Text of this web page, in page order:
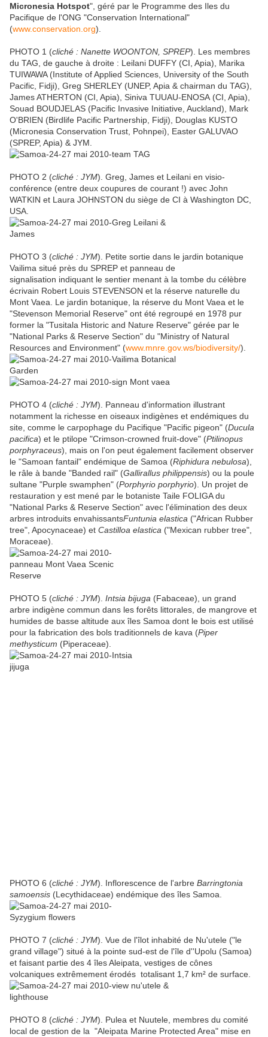
Micronesia Hotspot", géré par le Programme des Iles du
Pacifique de l'ONG "Conservation International"
(www.conservation.org).
PHOTO 1 (cliché : Nanette WOONTON, SPREP). Les membres
du TAG, de gauche à droite : Leilani DUFFY (CI, Apia), Marika
TUIWAWA (Institute of Applied Sciences, University of the South
Pacific, Fidji), Greg SHERLEY (UNEP, Apia & chairman du TAG),
James ATHERTON (CI, Apia), Siniva TUUAU-ENOSA (CI, Apia),
Souad BOUDJELAS (Pacific Invasive Initiative, Auckland), Mark
O'BRIEN (Birdlife Pacific Partnership, Fidji), Douglas KUSTO
(Micronesia Conservation Trust, Pohnpei), Easter GALUVAO
(SPREP, Apia) & JYM.
PHOTO 2 (cliché : JYM). Greg, James et Leilani en visio-
conférence (entre deux coupures de courant !) avec John
WATKIN et Laura JOHNSTON du siège de CI à Washington DC,
USA.
PHOTO 3 (cliché : JYM). Petite sortie dans le jardin botanique
Vailima situé près du SPREP et panneau de
signalisation indiquant le sentier menant à la tombe du célèbre
écrivain Robert Louis STEVENSON et la réserve naturelle du
Mont Vaea. Le jardin botanique, la réserve du Mont Vaea et le
"Stevenson Memorial Reserve" ont été regroupé en 1978 pur
former la "Tusitala Historic and Nature Reserve" gérée par le
"National Parks & Reserve Section" du "Ministry of Natural
Resources and Environment" (www.mnre.gov.ws/biodiversity/).
PHOTO 4 (cliché : JYM). Panneau d'information illustrant
notamment la richesse en oiseaux indigènes et endémiques du
site, comme le carpophage du Pacifique "Pacific pigeon" (Ducula
pacifica) et le ptilope "Crimson-crowned fruit-dove" (Ptilinopus
porphyraceus), mais on l'on peut également facilement observer
le "Samoan fantail" endémique de Samoa (Riphidura nebulosa),
le râle à bande "Banded rail" (Gallirallus philippensis) ou la poule
sultane "Purple swamphen" (Porphyrio porphyrio). Un projet de
restauration y est mené par le botaniste Taile FOLIGA du
"National Parks & Reserve Section" avec l'élimination des deux
arbres introduits envahissantsFuntunia elastica ("African Rubber
tree", Apocynaceae) et Castilloa elastica ("Mexican rubber tree",
Moraceae).
PHOTO 5 (cliché : JYM). Intsia bijuga (Fabaceae), un grand
arbre indigène commun dans les forêts littorales, de mangrove et
humides de basse altitude aux îles Samoa dont le bois est utilisé
pour la fabrication des bols traditionnels de kava (Piper
methysticum (Piperaceae).
PHOTO 6 (cliché : JYM). Inflorescence de l'arbre Barringtonia
samoensis (Lecythidaceae) endémique des îles Samoa.
PHOTO 7 (cliché : JYM). Vue de l'îlot inhabité de Nu'utele ("le
grand village") situé à la pointe sud-est de l'île d''Upolu (Samoa)
et faisant partie des 4 îles Aleipata, vestiges de cônes
volcaniques extrêmement érodés totalisant 1,7 km² de surface.
PHOTO 8 (cliché : JYM). Pulea et Nuutele, membres du comité
local de gestion de la "Aleipata Marine Protected Area" mise en